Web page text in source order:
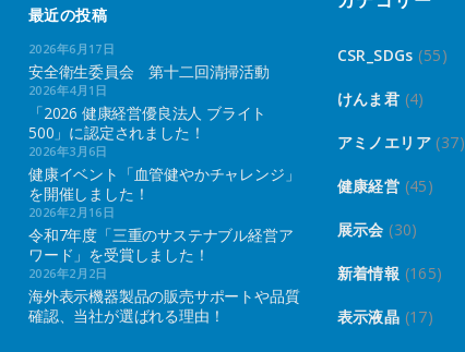
最近の投稿
2026年6月17日
安全衛生委員会 第十二回清掃活動
2026年4月1日
「2026 健康経営優良法人 ブライト
500」に認定されました！
2026年3月6日
健康イベント「血管健やかチャレンジ」
を開催しました！
2026年2月16日
令和7年度「三重のサステナブル経営ア
ワード」を受賞しました！
2026年2月2日
海外表示機器製品の販売サポートや品質
確認、当社が選ばれる理由！
CSR_SDGs (55)
けんま君 (4)
アミノエリア (37)
健康経営 (45)
展示会 (30)
新着情報 (165)
表示液晶 (17)